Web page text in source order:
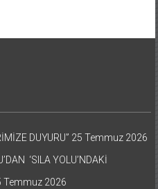
DUYURU” 25 Temmuz 2026
‘SILA YOLU’NDAKİ
Temmuz 2026